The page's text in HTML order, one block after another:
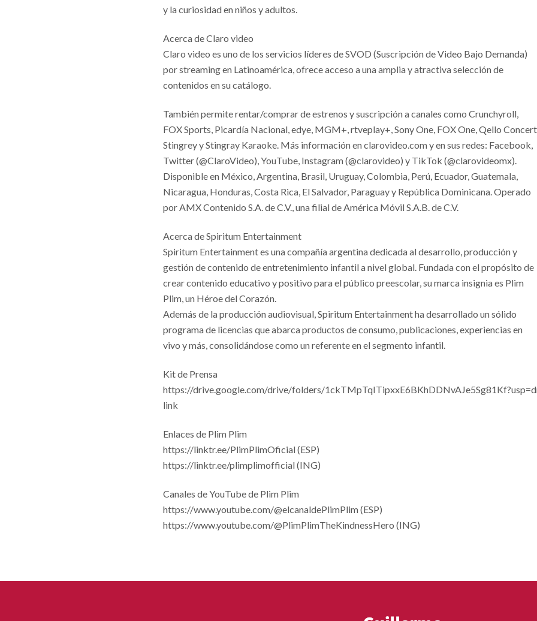
y la curiosidad en niños y adultos.
Acerca de Claro video
Claro video es uno de los servicios líderes de SVOD (Suscripción de Video Bajo Demanda)
por streaming en Latinoamérica, ofrece acceso a una amplia y atractiva selección de
contenidos en su catálogo.
También permite rentar/comprar de estrenos y suscripción a canales como Crunchyroll,
FOX Sports, Picardía Nacional, edye, MGM+, rtveplay+, Sony One, FOX One, Qello
Stingrey y Stingray Karaoke. Más información en clarovideo.com y en sus redes: Facebook,
Twitter (@ClaroVideo), YouTube, Instagram (@clarovideo) y TikTok (@clarovideomx).
Disponible en México, Argentina, Brasil, Uruguay, Colombia, Perú, Ecuador, Guatemala,
Nicaragua, Honduras, Costa Rica, El Salvador, Paraguay y República Dominicana. Operado
por AMX Contenido S.A. de C.V., una filial de América Móvil S.A.B. de C.V.
Acerca de Spiritum Entertainment
Spiritum Entertainment es una compañía argentina dedicada al desarrollo, producción y
gestión de contenido de entretenimiento infantil a nivel global. Fundada con el propósito de
crear contenido educativo y positivo para el público preescolar, su marca insignia es Plim
Plim, un Héroe del Corazón.
Además de la producción audiovisual, Spiritum Entertainment ha desarrollado un sólido
programa de licencias que abarca productos de consumo, publicaciones, experiencias en
vivo y más, consolidándose como un referente en el segmento infantil.
Kit de Prensa
https://drive.google.com/drive/folders/
link
Enlaces de Plim Plim
https://linktr.ee/PlimPlimOficial (ESP)
https://linktr.ee/plimplimofficial (ING)
Canales de YouTube de Plim Plim
https://www.youtube.com/@elcanaldePlimPlim (ESP)
https://www.youtube.com/@PlimPlimTheKindnessHero (ING)